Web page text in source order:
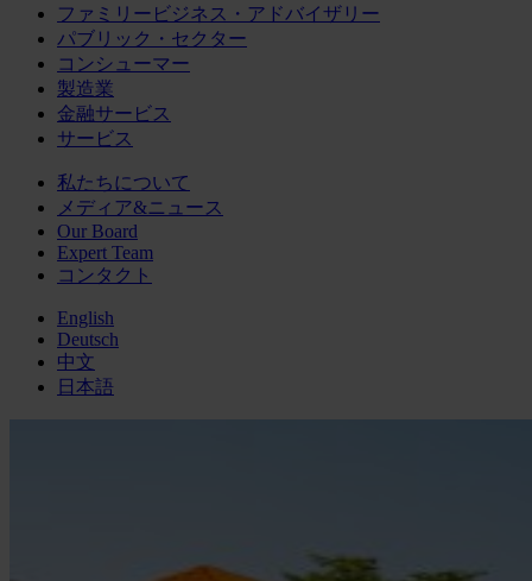
ファミリービジネス・アドバイザリー
パブリック・セクター
コンシューマー
製造業
金融サービス
サービス
私たちについて
メディア&ニュース
Our Board
Expert Team
コンタクト
English
Deutsch
中文
日本語